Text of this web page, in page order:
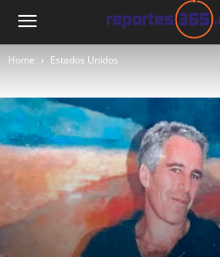
Home Estados Unidos